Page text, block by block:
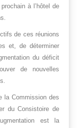
à l’hôtel de
de ces réunions
et, de déterminer
du déficit
de nouvelles
la Commission des
du Consistoire de
est la